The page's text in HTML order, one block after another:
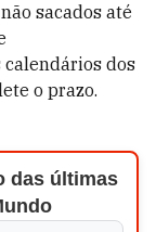
sacados até
dos
o prazo.
das últimas